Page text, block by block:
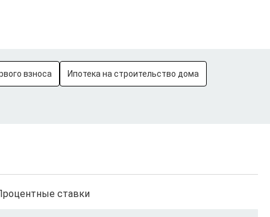
взноса Ипотека на строительство дома
ставки